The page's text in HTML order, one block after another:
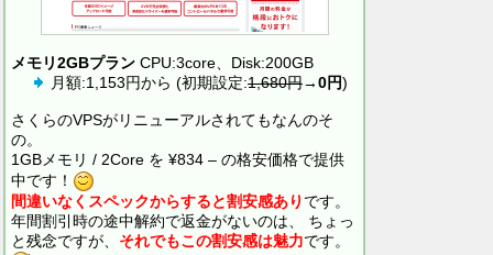
メモリ2GBプラン CPU:3core、Disk:200GB
月額:1,153円から (初期設定:1,680円→0円)
さくらのVPSがリニューアルされてもなんのそ
の。
1GBメモリ / 2Core を ¥834 – の格安価格で提供
中です！
間違いなくスペックからすると割安感あり です。
年間割引時の途中解約で返金がないのは、 ちょっ
と残念ですが、 それでもこの割安感は魅力です。